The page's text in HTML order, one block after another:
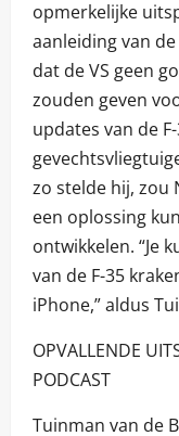
opmerkelijke
aanleiding van
dat de VS geen
zouden geven
updates van de
zo stelde hij, zou
een oplossing
ontwikkelen. “Je
van de F-35
iPhone,” aldus
OPVALLENDE
PODCAST
Tuinman van de